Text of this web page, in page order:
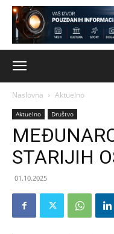
Naslovna Aktuelno
Aktuelno Društvo
STARIJIH
01.10.2025